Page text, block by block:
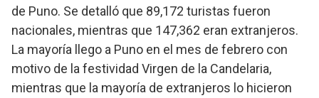
de Puno. Se detalló que 89,172 turistas fueron
nacionales, mientras que 147,362 eran extranjeros.
La mayoría llego a Puno en el mes de febrero con
motivo de la festividad Virgen de la Candelaria,
mientras que la mayoría de extranjeros lo hicieron